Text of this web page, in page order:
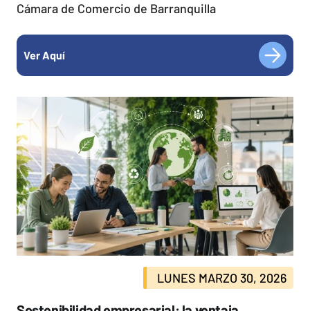
Cámara de Comercio de Barranquilla
Ver Aquí
LUNES MARZO 30, 2026